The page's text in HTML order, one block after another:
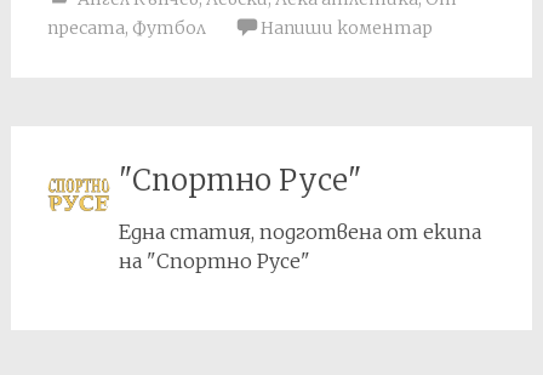
пресата, Футбол Напиши коментар
"Спортно Русе"
Една статия, подготвена от екипа
на "Спортно Русе"